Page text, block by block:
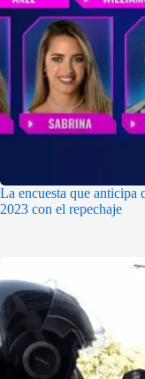
La encuesta que anticipa
2023 con el repechaje